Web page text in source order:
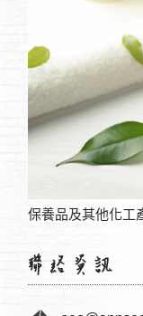
保養品及其他化工